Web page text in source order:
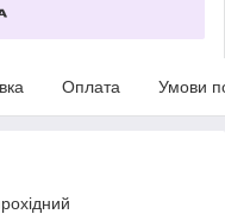
Оплата Умови